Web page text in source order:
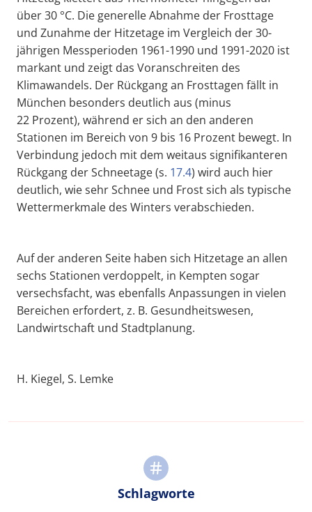
über 30 °C. Die generelle Abnahme der Frosttage
und Zunahme der Hitzetage im Vergleich der 30-
jährigen Messperioden 1961-1990 und 1991-2020 ist
markant und zeigt das Voranschreiten des
Klimawandels. Der Rückgang an Frosttagen fällt in
München besonders deutlich aus (minus
22 Prozent), während er sich an den anderen
Stationen im Bereich von 9 bis 16 Prozent bewegt. In
Verbindung jedoch mit dem weitaus signifikanteren
Rückgang der Schneetage (s. 17.4) wird auch hier
deutlich, wie sehr Schnee und Frost sich als typische
Wettermerkmale des Winters verabschieden.
Auf der anderen Seite haben sich Hitzetage an allen
sechs Stationen verdoppelt, in Kempten sogar
versechsfacht, was ebenfalls Anpassungen in vielen
Bereichen erfordert, z. B. Gesundheitswesen,
Landwirtschaft und Stadtplanung.
H. Kiegel, S. Lemke
Schlagworte